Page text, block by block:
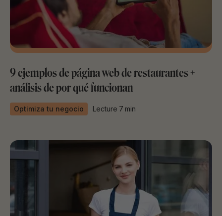
9 ejemplos de página web de restaurantes +
análisis de por qué funcionan
Optimiza tu negocio Lecture 7 min